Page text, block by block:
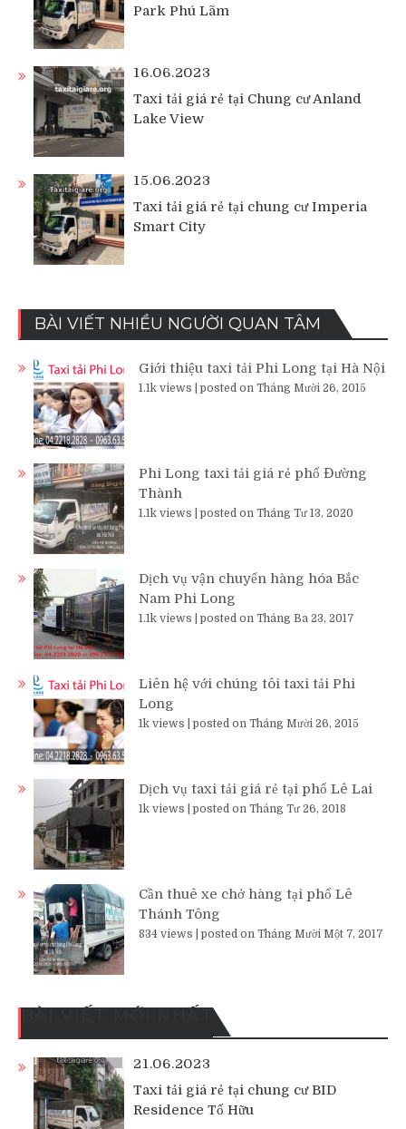
Park Phú Lãm
16.06.2023
Taxi tải giá rẻ tại Chung cư Anland
Lake View
15.06.2023
Taxi tải giá rẻ tại chung cư Imperia
Smart City
BÀI VIẾT NHIỀU NGƯỜI QUAN TÂM
Giới thiệu taxi tải Phi Long tại Hà Nội
1.1k views posted on Tháng Mười 26, 2015
Phi Long taxi tải giá rẻ phố Đường
Thành
1.1k views posted on Tháng Tư 13, 2020
Dịch vụ vận chuyển hàng hóa Bắc
Nam Phi Long
1.1k views posted on Tháng Ba 23, 2017
Liên hệ với chúng tôi taxi tải Phi
Long
1k views posted on Tháng Mười 26, 2015
Dịch vụ taxi tải giá rẻ tại phố Lê Lai
1k views posted on Tháng Tư 26, 2018
Cần thuê xe chở hàng tại phố Lê
Thánh Tông
834 views posted on Tháng Mười Một 7, 2017
BÀI VIẾT MỚI NHẤT
21.06.2023
Taxi tải giá rẻ tại chung cư BID
Residence Tố Hữu